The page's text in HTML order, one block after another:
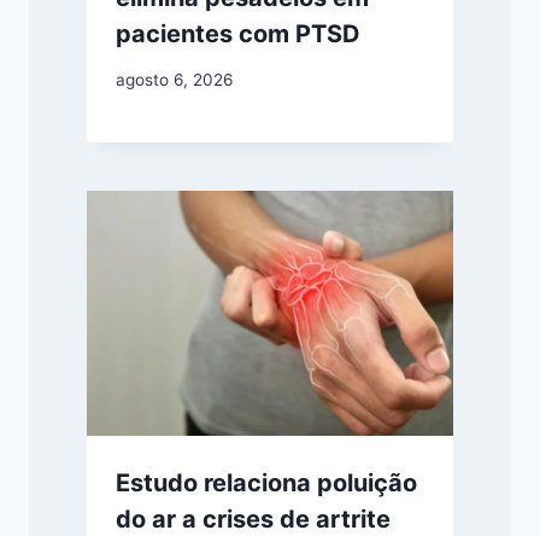
pacientes com PTSD
agosto 6, 2026
Estudo relaciona poluição
do ar a crises de artrite